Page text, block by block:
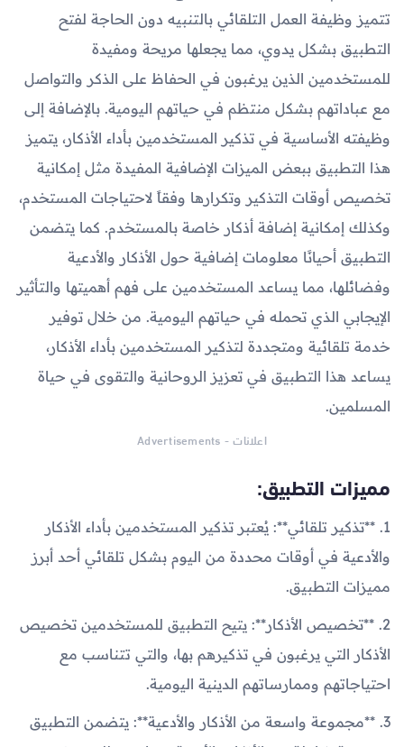
تتميز وظيفة العمل التلقائي بالتنبيه دون الحاجة لفتح
التطبيق بشكل يدوي، مما يجعلها مريحة ومفيدة
للمستخدمين الذين يرغبون في الحفاظ على الذكر والتواصل
مع عباداتهم بشكل منتظم في حياتهم اليومية. بالإضافة إلى
وظيفته الأساسية في تذكير المستخدمين بأداء الأذكار، يتميز
هذا التطبيق ببعض الميزات الإضافية المفيدة مثل إمكانية
تخصيص أوقات التذكير وتكرارها وفقاً لاحتياجات المستخدم،
وكذلك إمكانية إضافة أذكار خاصة بالمستخدم. كما يتضمن
التطبيق أحيانًا معلومات إضافية حول الأذكار والأدعية
وفضائلها، مما يساعد المستخدمين على فهم أهميتها والتأثير
الإيجابي الذي تحمله في حياتهم اليومية. من خلال توفير
خدمة تلقائية ومتجددة لتذكير المستخدمين بأداء الأذكار،
يساعد هذا التطبيق في تعزيز الروحانية والتقوى في حياة
المسلمين.
اعلانات - Advertisements
مميزات التطبيق:
1. **تذكير تلقائي**: يُعتبر تذكير المستخدمين بأداء الأذكار
والأدعية في أوقات محددة من اليوم بشكل تلقائي أحد أبرز
مميزات التطبيق.
2. **تخصيص الأذكار**: يتيح التطبيق للمستخدمين تخصيص
الأذكار التي يرغبون في تذكيرهم بها، والتي تتناسب مع
احتياجاتهم وممارساتهم الدينية اليومية.
3. **مجموعة واسعة من الأذكار والأدعية**: يتضمن التطبيق